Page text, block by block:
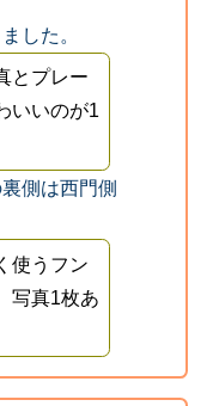
した。
とプレー
いいのが1
側は西門側
使うフン
写真1枚あ